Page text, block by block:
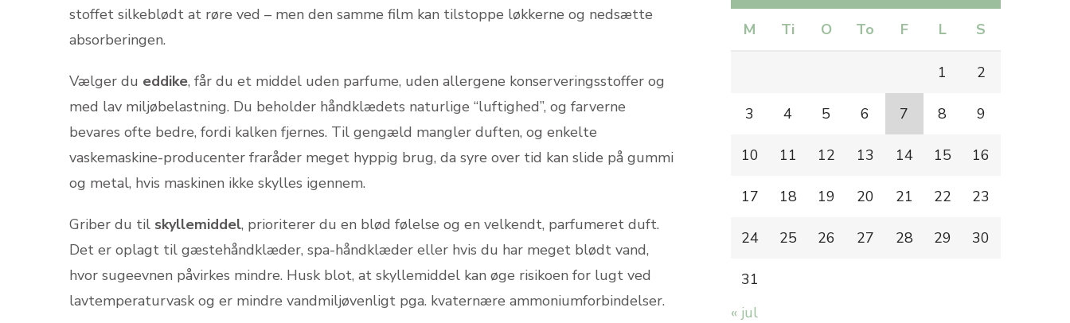
stoffet silkeblødt at røre ved – men den samme film kan tilstoppe løkkerne og nedsætte
absorberingen.
Vælger du eddike, får du et middel uden parfume, uden allergene konserveringsstoffer og
med lav miljøbelastning. Du beholder håndklædets naturlige “luftighed”, og farverne
bevares ofte bedre, fordi kalken fjernes. Til gengæld mangler duften, og enkelte
vaskemaskine-producenter fraråder meget hyppig brug, da syre over tid kan slide på gummi
og metal, hvis maskinen ikke skylles igennem.
Griber du til skyllemiddel, prioriterer du en blød følelse og en velkendt, parfumeret duft.
Det er oplagt til gæstehåndklæder, spa-håndklæder eller hvis du har meget blødt vand,
hvor sugeevnen påvirkes mindre. Husk blot, at skyllemiddel kan øge risikoen for lugt ved
lavtemperaturvask og er mindre vandmiljøvenligt pga. kvaternære ammoniumforbindelser.
M Ti O To F L S
1 2
3 4 5 6 7 8 9
10 11 12 13 14 15 16
17 18 19 20 21 22 23
24 25 26 27 28 29 30
31
« jul